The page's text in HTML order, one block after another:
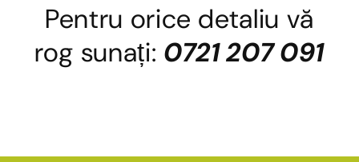
Pentru orice detaliu vă
rog sunați: 0721 207 091